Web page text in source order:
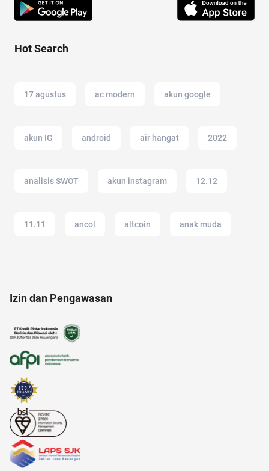
Hot Search
17 agustus ac modern akun google
akun IG android air hangat 2022
analisis SWOT akun instagram 12.12
11.11 ancol altcoin anak muda
Izin dan Pengawasan